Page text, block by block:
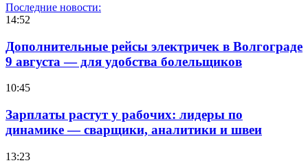
Последние новости:
14:52
Дополнительные рейсы электричек в Волгограде
9 августа — для удобства болельщиков
10:45
Зарплаты растут у рабочих: лидеры по
динамике — сварщики, аналитики и швеи
13:23